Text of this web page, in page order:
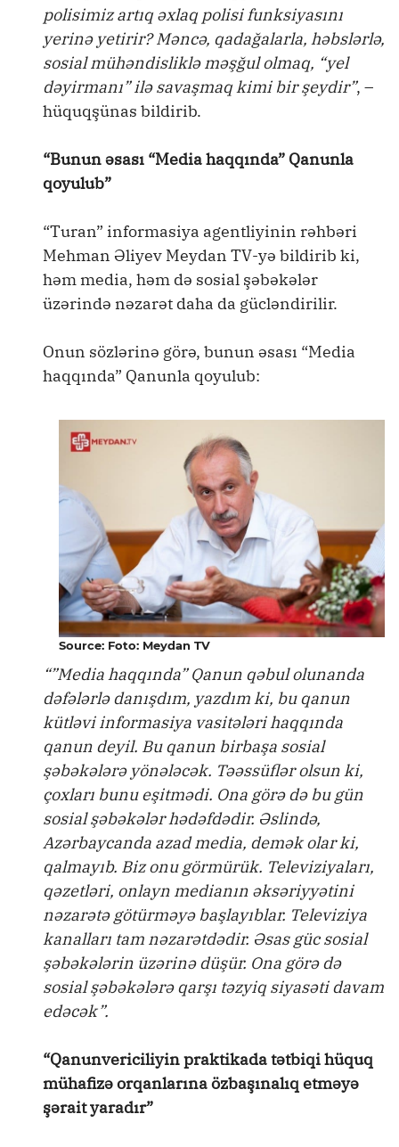
polisimiz artıq əxlaq polisi funksiyasını
yerinə yetirir? Məncə, qadağalarla, həbslərlə,
sosial mühəndisliklə məşğul olmaq, “yel
dəyirmanı” ilə savaşmaq kimi bir şeydir”, –
hüquqşünas bildirib.
“Bunun əsası “Media haqqında” Qanunla
qoyulub”
“Turan” informasiya agentliyinin rəhbəri
Mehman Əliyev Meydan TV-yə bildirib ki,
həm media, həm də sosial şəbəkələr
üzərində nəzarət daha da gücləndirilir.
Onun sözlərinə görə, bunun əsası “Media
haqqında” Qanunla qoyulub:
Source: Foto: Meydan TV
“”Media haqqında” Qanun qəbul olunanda
dəfələrlə danışdım, yazdım ki, bu qanun
kütləvi informasiya vasitələri haqqında
qanun deyil. Bu qanun birbaşa sosial
şəbəkələrə yönələcək. Təəssüflər olsun ki,
çoxları bunu eşitmədi. Ona görə də bu gün
sosial şəbəkələr hədəfdədir. Əslində,
Azərbaycanda azad media, demək olar ki,
qalmayıb. Biz onu görmürük. Televiziyaları,
qəzetləri, onlayn medianın əksəriyyətini
nəzarətə götürməyə başlayıblar. Televiziya
kanalları tam nəzarətdədir. Əsas güc sosial
şəbəkələrin üzərinə düşür. Ona görə də
sosial şəbəkələrə qarşı təzyiq siyasəti davam
edəcək”.
“Qanunvericiliyin praktikada tətbiqi hüquq
mühafizə orqanlarına özbaşınalıq etməyə
şərait yaradır”